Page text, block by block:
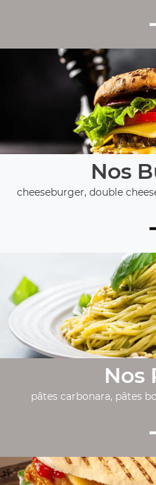
Nos
cheeseburger, double
Nos
pâtes carbonara, pâtes